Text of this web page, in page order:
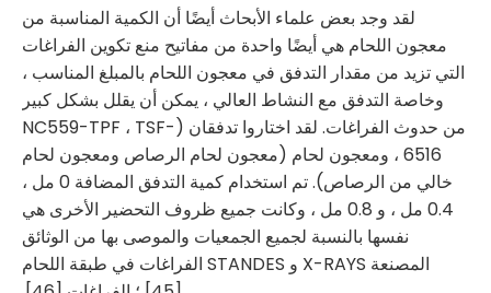
لقد وجد بعض علماء الأبحاث أيضًا أن الكمية المناسبة من
معجون اللحام هي أيضًا واحدة من مفاتيح منع تكوين الفراغات
التي تزيد من مقدار التدفق في معجون اللحام بالمبلغ المناسب ،
وخاصة التدفق مع النشاط العالي ، يمكن أن يقلل بشكل كبير
من حدوث الفراغات. لقد اختاروا تدفقان (NC559-TPF ، TSF-
6516 ، ومعجون لحام (معجون لحام الرصاص ومعجون لحام
خالي من الرصاص). تم استخدام كمية التدفق المضافة 0 مل ،
0.4 مل ، و 0.8 مل ، وكانت جميع ظروف التحضير الأخرى هي
نفسها بالنسبة لجميع الجمعيات والموصى بها من الوثائق
المصنعة X-RAYS و STANDES الفراغات في طبقة اللحام